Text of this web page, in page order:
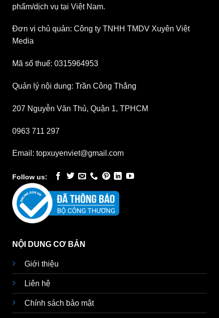
phẩm/dịch vụ tại Việt Nam.
Đơn vị chủ quản: Công ty TNHH TMDV Xuyên Việt
Media
Mã số thuế: 0315964953
Quản lý nội dung: Trần Công Thắng
207 Nguyễn Văn Thủ, Quận 1, TPHCM
0963 711 297
Email: topxuyenviet@gmail.com
Follow us:
NỘI DUNG CƠ BẢN
Giới thiệu
Liên hệ
Chính sách bảo mật